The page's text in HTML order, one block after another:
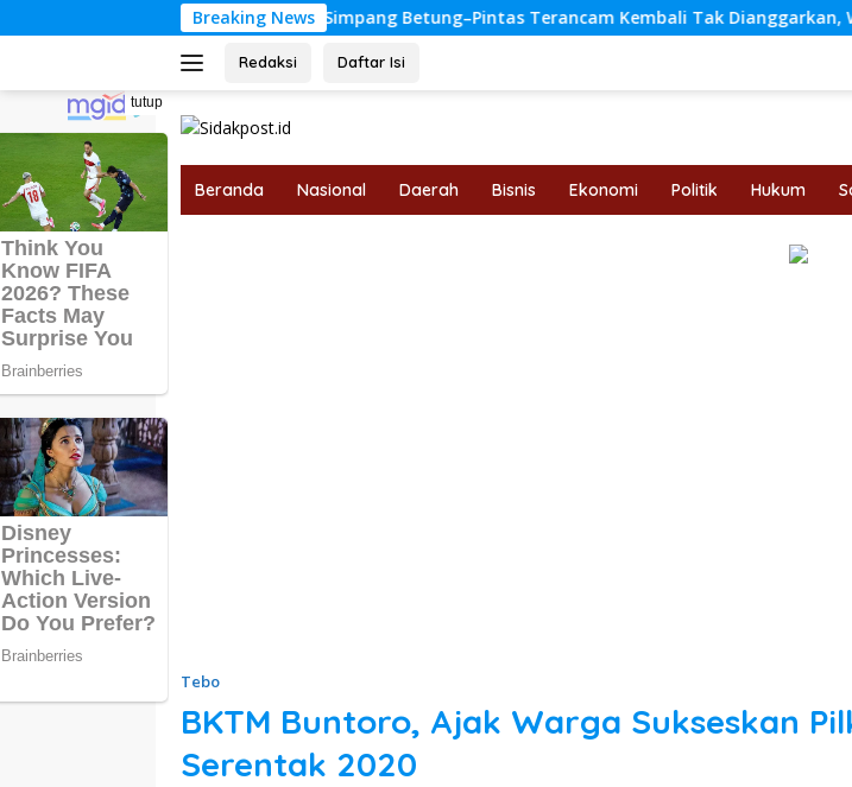
ke
Breaking News
Simpang Betung–Pintas Terancam Kembali Tak Dianggarkan, Warga 11
Redaksi Daftar Isi
tutup
Beranda Nasional Daerah Bisnis Ekonomi Politik Hukum
Tebo
BKTM Buntoro, Ajak Warga Sukseskan
Serentak 2020